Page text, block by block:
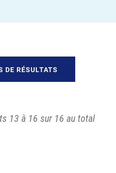
13 à 16 sur 16 au total
DE RÉSULTATS